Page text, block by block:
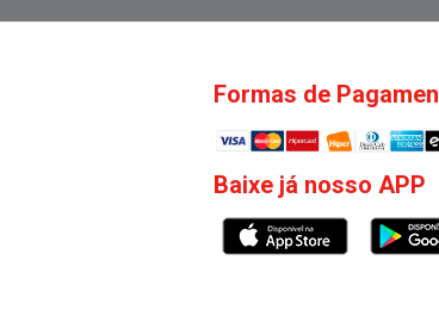
Formas de
Baixe já nosso APP